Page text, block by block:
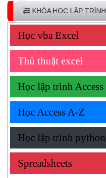
KHÓA HỌC LẬP TRÌNH
Học vba Excel
Thủ thuật excel
Học lập trình Access
Học Access A-Z
Học lập trình python
Spreadsheets